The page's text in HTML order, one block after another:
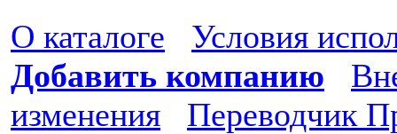
О каталоге
Условия
Добавить компанию
изменения
Переводчик